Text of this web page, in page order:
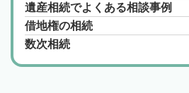
遺産相続でよくある相談事例
借地権の相続
数次相続